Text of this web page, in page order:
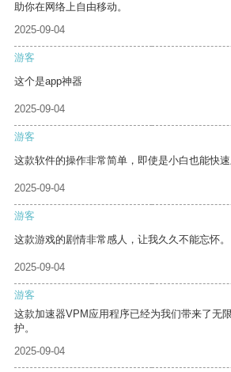
助你在网络上自由移动。
2025-09-04
游客
这个是app神器
2025-09-04
游客
这款软件的操作非常简单，即使是小白也能快速
2025-09-04
游客
这款游戏的剧情非常感人，让我久久不能忘怀。
2025-09-04
游客
这款加速器VPM应用程序已经为我们带来了无
护。
2025-09-04